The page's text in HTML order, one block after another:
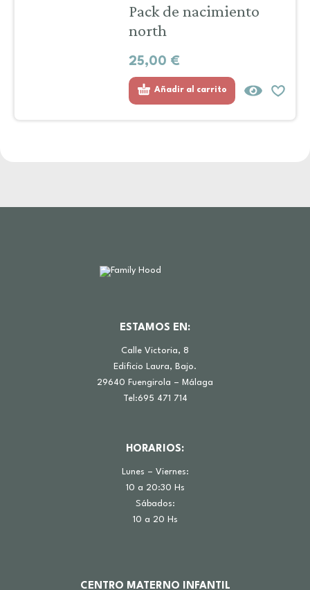
Pack de nacimiento
north
25,00 €
Añadir al carrito
ESTAMOS EN:
Calle Victoria, 8
Edificio Laura, Bajo.
29640 Fuengirola – Málaga
Tel:695 471 714
HORARIOS:
Lunes – Viernes:
10 a 20:30 Hs
Sábados:
10 a 20 Hs
CENTRO MATERNO INFANTIL